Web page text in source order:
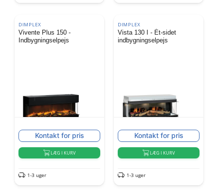
DIMPLEX
Vivente Plus 150 -
Indbygningselpejs
Kontakt for pris
LÆG I KURV
1-3 uger
DIMPLEX
Vista 130 I - Ét-sidet
indbygningselpejs
Kontakt for pris
LÆG I KURV
1-3 uger